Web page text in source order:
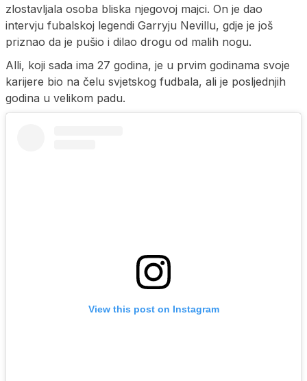
zlostavljala osoba bliska njegovoj majci. On je dao
intervju fubalskoj legendi Garryju Nevillu, gdje je još
priznao da je pušio i dilao drogu od malih nogu.
Alli, koji sada ima 27 godina, je u prvim godinama svoje
karijere bio na čelu svjetskog fudbala, ali je posljednjih
godina u velikom padu.
View this post on Instagram